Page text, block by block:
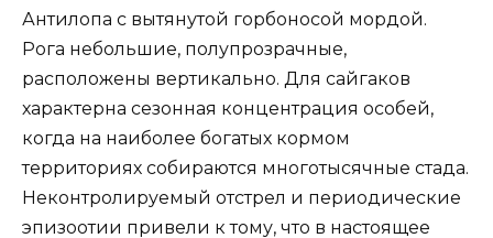
Антилопа с вытянутой горбоносой мордой.
Рога небольшие, полупрозрачные,
расположены вертикально. Для сайгаков
характерна сезонная концентрация особей,
когда на наиболее богатых кормом
территориях собираются многотысячные стада.
Неконтролируемый отстрел и периодические
эпизоотии привели к тому, что в настоящее